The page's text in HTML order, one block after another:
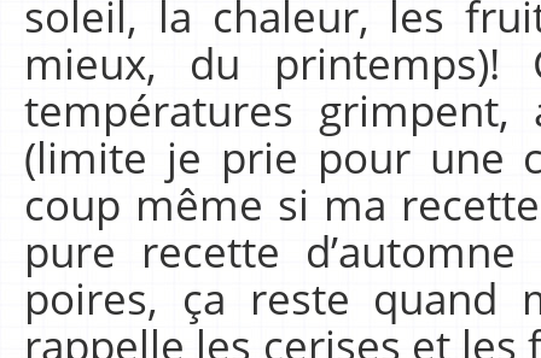
soleil, la chaleur, les
mieux, du printemps)!
températures
(limite je prie pour une
coup même si ma
pure recette
poires, ça reste quand
rappelle les cerises et